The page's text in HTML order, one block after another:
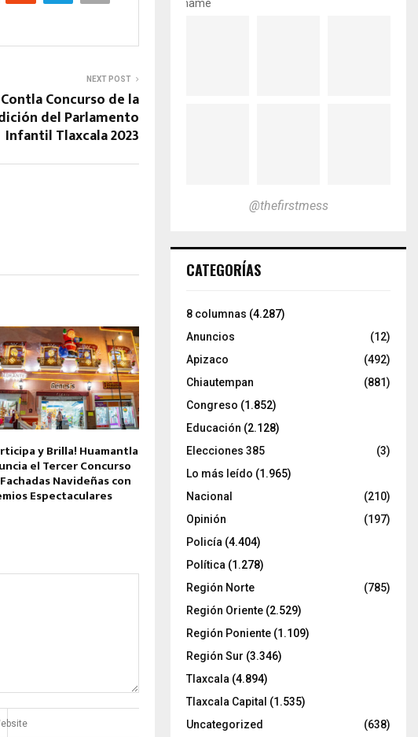
NEXT POST
Concurso de la
del Parlamento
Infantil Tlaxcala 2023
y Brilla! Huamantla
el Tercer Concurso
Navideñas con
Espectaculares
name
@thefirstmess
CATEGORÍAS
8 columnas (4.287)
Anuncios
(12)
Apizaco
(492)
Chiautempan
(881)
Congreso (1.852)
Educación (2.128)
Elecciones 385
(3)
Lo más leído (1.965)
Nacional
(210)
Opinión
(197)
Policía (4.404)
Política (1.278)
Región Norte
(785)
Región Oriente (2.529)
Región Poniente (1.109)
Región Sur (3.346)
Tlaxcala (4.894)
Tlaxcala Capital (1.535)
Uncategorized
(638)